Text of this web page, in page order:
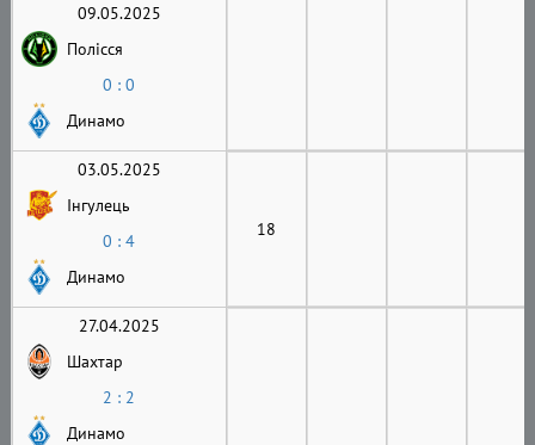
09.05.2025
Полісся
0 : 0
Динамо
03.05.2025
Інгулець
0 : 4
Динамо
18
27.04.2025
Шахтар
2 : 2
Динамо